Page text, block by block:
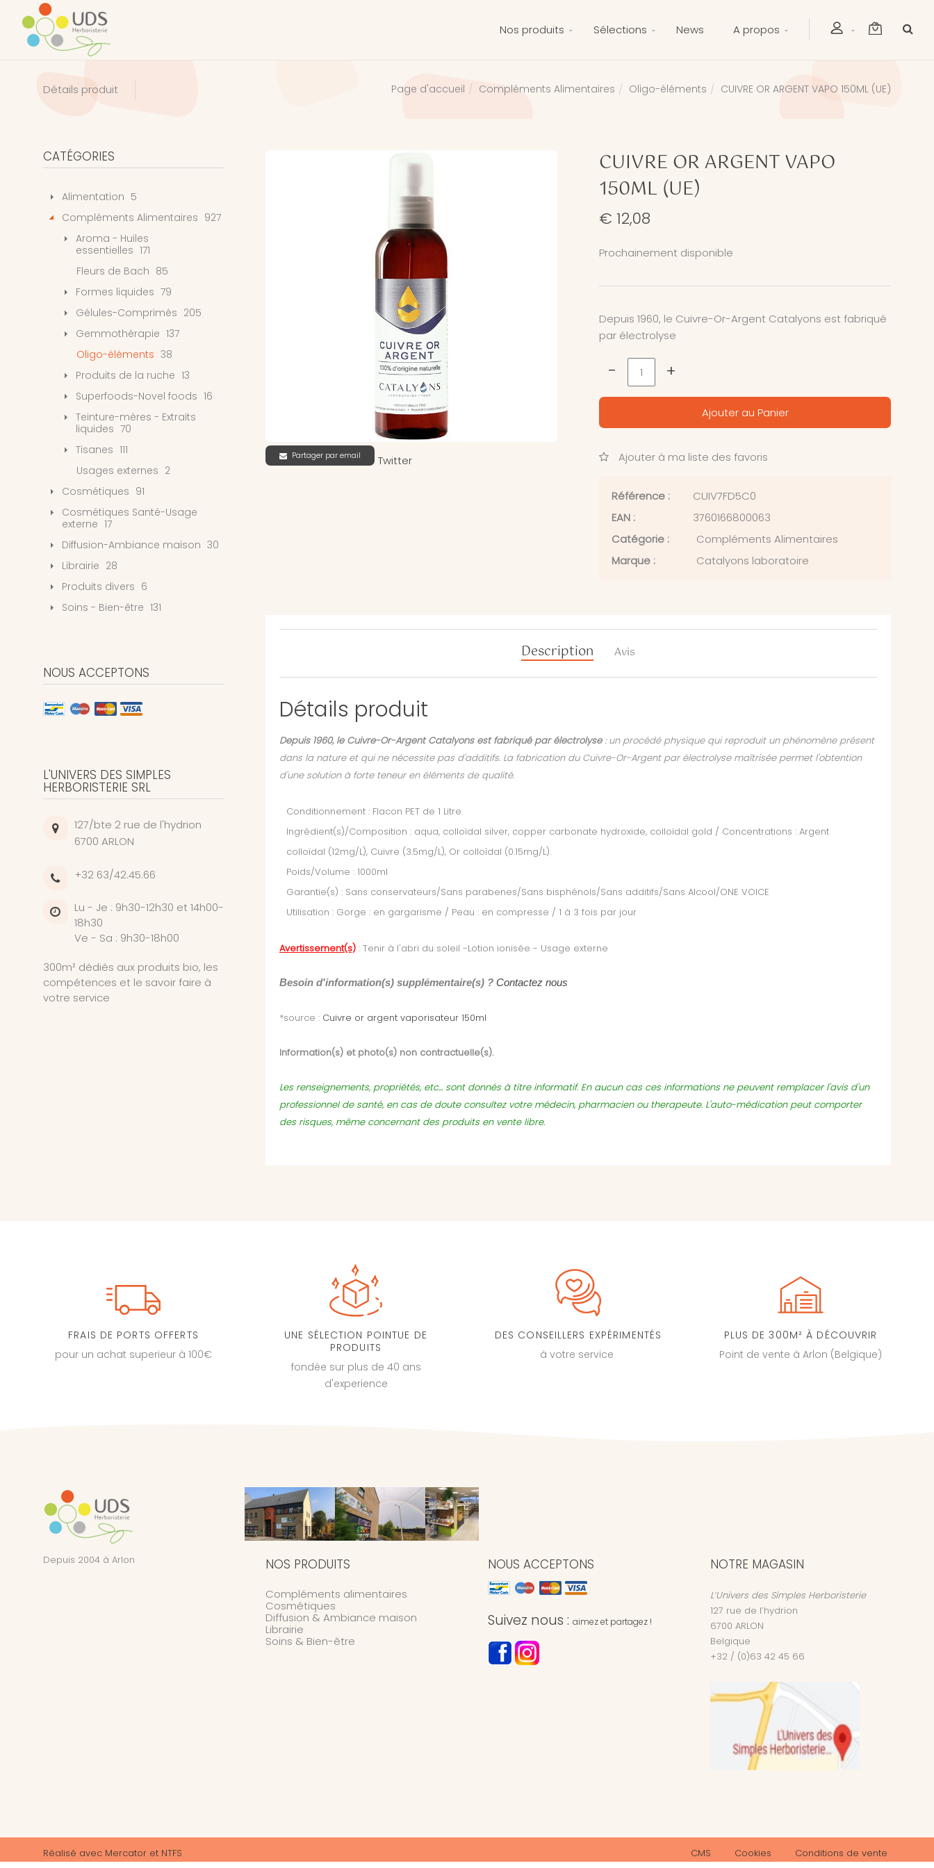
Nos produits Sélections News A propos
Détails produit Page d'accueil Compléments Alimentaires Oligo-éléments CUIVRE OR ARGENT VAPO 150ML (UE)
Partager par email Twitter
CUIVRE OR ARGENT VAPO
150ML (UE)
€ 12,08
Prochainement disponible
Depuis 1960, le Cuivre-Or-Argent Catalyons est fabriqué
par électrolyse
- +
Ajouter au Panier
Ajouter à ma liste des favoris
Référence :
CUIV7FD5C0
EAN :
3760166800063
Catégorie :
Compléments Alimentaires
Marque :
Catalyons laboratoire
Description Avis
Détails produit
Depuis 1960, le Cuivre-Or-Argent Catalyons est fabriqué par électrolyse: un procédé physique qui reproduit un phénomène présent
dans la nature et qui ne nécessite pas d'additifs. La fabrication du Cuivre-Or-Argent par électrolyse maîtrisée permet l'obtention
d'une solution à forte teneur en éléments de qualité.
Conditionnement : Flacon PET de 1 Litre.
Ingrédient(s)/Composition : aqua, colloïdal silver, copper carbonate hydroxide, colloïdal gold / Concentrations : Argent
colloïdal (12mg/L), Cuivre (3.5mg/L), Or colloîdal (0.15mg/L).
Poids/Volume : 1000ml
Garantie(s) : Sans conservateurs/Sans parabenes/Sans bisphénols/Sans additifs/Sans Alcool/ONE VOICE
Utilisation : Gorge : en gargarisme / Peau : en compresse / 1 à 3 fois par jour
Avertissement(s) : Tenir à l'abri du soleil -Lotion ionisée - Usage externe
Besoin d'information(s) supplémentaire(s) ? Contactez nous
*source : Cuivre or argent vaporisateur 150ml
Information(s) et photo(s) non contractuelle(s).
Les renseignements, propriétés, etc... sont donnés à titre informatif. En aucun cas ces informations ne peuvent remplacer l'avis d'un
professionnel de santé, en cas de doute consultez votre médecin, pharmacien ou therapeute. L'auto-médication peut comporter
des risques, même concernant des produits en vente libre.
CATÉGORIES
Alimentation 5
Compléments Alimentaires 927
Aroma - Huiles
essentielles 171
Fleurs de Bach 85
Formes liquides 79
Gélules-Comprimés 205
Gemmothérapie 137
Oligo-éléments 38
Produits de la ruche 13
Superfoods-Novel foods 16
Teinture-mères - Extraits
liquides 70
Tisanes 111
Usages externes 2
Cosmétiques 91
Cosmétiques Santé-Usage
externe 17
Diffusion-Ambiance maison 30
Librairie 28
Produits divers 6
Soins - Bien-être 131
NOUS ACCEPTONS
L'UNIVERS DES SIMPLES
HERBORISTERIE SRL
127/bte 2 rue de l'hydrion
6700 ARLON
+32 63/42.45.66
Lu - Je : 9h30-12h30 et 14h00-
18h30
Ve - Sa : 9h30-18h00
300m² dédiés aux produits bio, les
compétences et le savoir faire à
votre service
FRAIS DE PORTS OFFERTS
pour un achat superieur à 100€
UNE SÉLECTION POINTUE DE
PRODUITS
fondée sur plus de 40 ans
d'experience
DES CONSEILLERS EXPÉRIMENTÉS
à votre service
PLUS DE 300M² À DÉCOUVRIR
Point de vente à Arlon (Belgique)
Depuis 2004 à Arlon NOS PRODUITS
Compléments alimentaires
Cosmétiques
Diffusion & Ambiance maison
Librairie
Soins & Bien-être
NOUS ACCEPTONS
Suivez nous : aimez et partagez !
NOTRE MAGASIN
L’Univers des Simples Herboristerie
127 rue de l’hydrion
6700 ARLON
Belgique
+32 / (0)63 42 45 66
Réalisé avec Mercator et NTFS CMS Cookies Conditions de vente